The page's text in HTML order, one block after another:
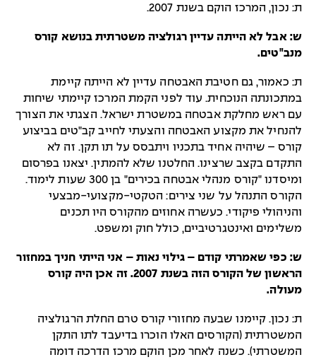
ת: נכון, המרכז הוקם בשנת 2007.
ש: אבל לא הייתה עדיין רגולציה משטרתית בנושא קורס
מנב"טים.
ת: כאמור, גם חטיבת האבטחה עדיין לא הייתה קיימת
במתכונתה הנוכחית. עוד לפני הקמת המרכז קיימתי שיחות
עם ראש מחלקת אבטחה במשטרת ישראל. הצגתי את הצורך
להנחיל את מקצוע האבטחה והצעתי לחייב קב"טים בביצוע
קורס – שיהיה אחיד בתכניו ויתבסס על תו תקן. זה לא
התקדם בקצב שרצינו. החלטנו שלא להמתין. יצאנו בפרסום
ומיסדנו "קורס מנהלי אבטחה בכירים" בן 300 שעות לימוד.
הקורס התנהל על שני צירים: הטקטי-מקצועי-מבצעי
והניהולי פיקודי. כעשרה אחוזים מהקורס היו תכנים
משלימים ואינטגרטיביים, כולל חוק ומשפט.
ש: כפי שאמרתי קודם – גילוי נאות – אני הייתי חניך במחזור
הראשון של הקורס הזה בשנת 2007. זה אכן היה קורס
מעולה.
ת: נכון. קיימנו שבעה מחזורי קורס טרם החלת הרגולציה
המשטרתית (הקורסים האלו הוכרו בדיעבד לתו התקן
המשטרתי). כשנה לאחר מכן הוקם מרכז הדרכה דומה